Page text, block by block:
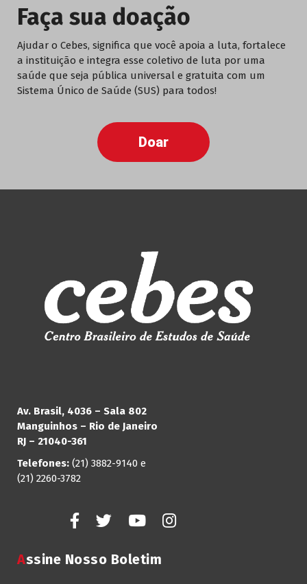
Faça sua doação
Ajudar o Cebes, significa que você apoia a luta, fortalece
a instituição e integra esse coletivo de luta por uma
saúde que seja pública universal e gratuita com um
Sistema Único de Saúde (SUS) para todos!
Doar
Av. Brasil, 4036 – Sala 802
Manguinhos – Rio de Janeiro
RJ – 21040-361
Telefones: (21) 3882-9140 e
(21) 2260-3782
Assine Nosso Boletim